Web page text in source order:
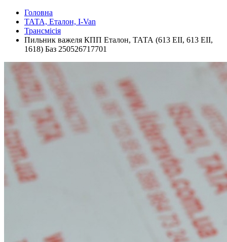
Головна
ТАТА, Еталон, I-Van
Трансмісія
Пильник важеля КПП Еталон, ТАТА (613 EII, 613 EII,
1618) Баз 250526717701